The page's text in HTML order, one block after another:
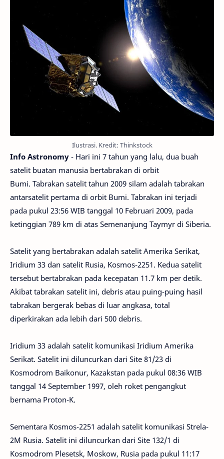
Ilustrasi. Kredit: Thinkstock
Info Astronomy - Hari ini 7 tahun yang lalu, dua buah
satelit buatan manusia bertabrakan di orbit
Bumi. Tabrakan satelit tahun 2009 silam adalah tabrakan
antarsatelit pertama di orbit Bumi. Tabrakan ini terjadi
pada pukul 23:56 WIB tanggal 10 Februari 2009, pada
ketinggian 789 km di atas Semenanjung Taymyr di Siberia.
Satelit yang bertabrakan adalah satelit Amerika Serikat,
Iridium 33 dan satelit Rusia, Kosmos-2251. Kedua satelit
tersebut bertabrakan pada kecepatan 11.7 km per detik.
Akibat tabrakan satelit ini, debris atau puing-puing hasil
tabrakan bergerak bebas di luar angkasa, total
diperkirakan ada lebih dari 500 debris.
Iridium 33 adalah satelit komunikasi Iridium Amerika
Serikat. Satelit ini diluncurkan dari Site 81/23 di
Kosmodrom Baikonur, Kazakstan pada pukul 08:36 WIB
tanggal 14 September 1997, oleh roket pengangkut
bernama Proton-K.
Sementara Kosmos-2251 adalah satelit komunikasi Strela-
2M Rusia. Satelit ini diluncurkan dari Site 132/1 di
Kosmodrom Plesetsk, Moskow, Rusia pada pukul 11:17